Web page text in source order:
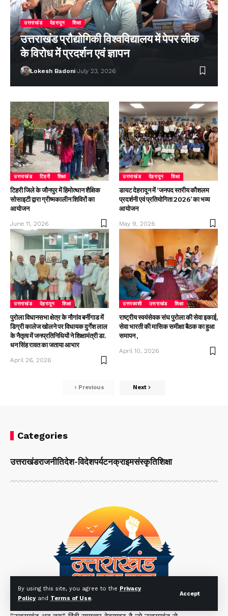
By using this site, you agree to the Privacy
Policyand Terms of Use.
Accept
उत्तराखंड देहरादून शिक्षा
उत्तराखंड प्रौद्योगिकी विश्वविद्यालय में पेपर लीक
के विरोध में प्रदर्शन एवं ज्ञापन
Lokesh Badoni July 23, 2026
उत्तराखंड टिहरी शिक्षा
टिहरी जिले के जौनपुर में हिमोत्थान शैक्षिक
सोसाइटी द्वारा ग्रीष्मकालीन शिविरों का
आयोजन
June 11, 2026
उत्तराखंड देहरादून शिक्षा
डायट देहरादून में ‘जनपद स्तरीय कौशलम
प्रदर्शनी एवं प्रतियोगिता 2026’ का भव्य
आयोजन
May 9, 2026
उत्तराखंड देहरादून शिक्षा
पुरोला विधानसभा क्षेत्र के नौगांव बर्नीगाड में
डिग्री कालेज खोलने पर विधायक दुर्गेश लाल
के नैतृत्व में जनप्रतिनिधियों ने शिक्षामंत्री डा.
धन सिंह रावत का जताया आभार
April 26, 2026
उत्तरकाशी उत्तराखंड शिक्षा
राष्ट्रीय स्वयंसेवक संघ पुरोला की सेवा इकाई,
सेवा भारती की मासिक समीक्षा बैठक का हुआ
समापन ,
April 10, 2026
Previous Next
Categories
उत्तराखंडराजनीतिदेश-विदेशपर्यटनक्राइमसंस्कृतिशिक्षा